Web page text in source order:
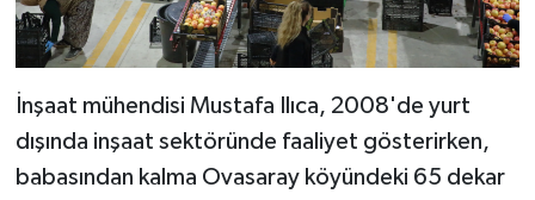
İnşaat mühendisi Mustafa Ilıca, 2008'de yurt
dışında inşaat sektöründe faaliyet gösterirken,
babasından kalma Ovasaray köyündeki 65 dekar